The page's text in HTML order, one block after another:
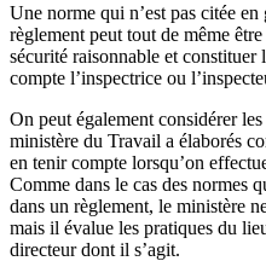
Une norme qui n’est pas citée
règlement peut tout de même
sécurité raisonnable et
compte l’inspectrice ou
On peut également considérer
ministère du Travail a élaborés
en tenir compte lorsqu’on
Comme dans le cas des normes
dans un règlement, le ministère
mais il évalue les pratiques du
directeur dont il s’agit.